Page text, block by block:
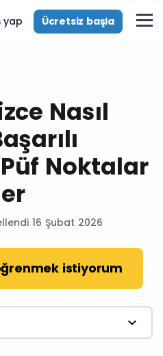
yap Ücretsiz başla
Nasıl
Noktalar
16 Şubat 2026
istiyorum